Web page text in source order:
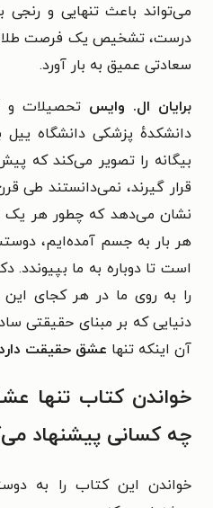
می‌تواند باعث تنهایی و رنجی
درست، تشخیص یک فرصت
سعادتی عمیق به بار آورد.
برایان ال‌. وایس تحصیلات و
بیگانه را تصویر می‌کند که
قرار گیرند، نمی‌دانستند طی
نشان می‌دهد که چطور هر یک
هر بار به جسم آمده‌ایم،
است تا دوباره به ما بپیوندد.
را به روی ما در هر کجای
دنیایی که بر مبنای حقیقتی
آن اینکه تنها عشق حقیقت
خواندن کتاب تنها
چه کسانی پیشنهاد
خواندن این کتاب را به